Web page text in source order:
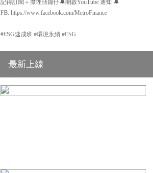
記得訂閱＋㩒埋個鐘仔🔔開啟YouTube 通知 🔔
FB: https://www.facebook.com/MetroFinance
#ESG速成班 #環境永續 #ESG
最新上線